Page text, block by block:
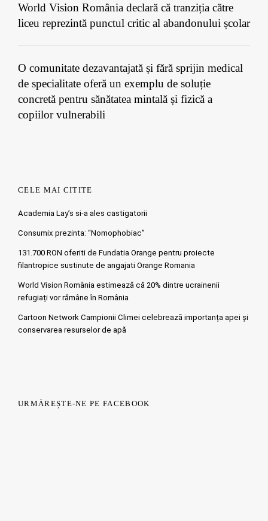
World Vision România declară că tranziția către
liceu reprezintă punctul critic al abandonului școlar
O comunitate dezavantajată și fără sprijin medical
de specialitate oferă un exemplu de soluție
concretă pentru sănătatea mintală și fizică a
copiilor vulnerabili
CELE MAI CITITE
Academia Lay’s si-a ales castigatorii
Consumix prezinta: “Nomophobiac”
131.700 RON oferiti de Fundatia Orange pentru proiecte
filantropice sustinute de angajati Orange Romania
World Vision România estimează că 20% dintre ucrainenii
refugiați vor rămâne în România
Cartoon Network Campionii Climei celebrează importanța apei și
conservarea resurselor de apă
URMĂREȘTE-NE PE FACEBOOK